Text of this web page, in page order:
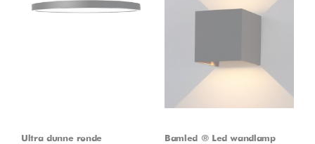
Ultra dunne ronde
Bamled ® Led wandlamp